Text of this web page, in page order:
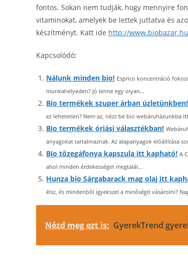
fontos. Sokan nem tudják, hogy mennyire
vitaminokat, amelyek be lettek juttatva és
készítményt. Katt ide http://
Kapcsolódó:
Nálunk minden bio! Esprico koncentráció
munkahelyeden? Jó lenne egy olyan...
Bio termékek szuper árban üzletünkben!
ez lehetetlen? Nem az, nézz be bio webáruházunkba
Bio termékek óriási választékban!
anyagokat tartalmaznak. Az alapanyagok előállítása
Bio tőzegáfonya kapszula itt kapható! A
ahol minden érdekességet megtalál...
Hunza bio Sárgabarack mag olaj itt
élsz, és mindenből igyekszel a minőségit vásárolni?
Nézd meg ezt is: GyerekTrend